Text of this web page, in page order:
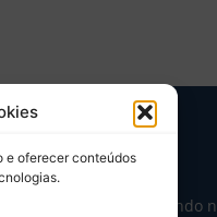
e oferecer conteúdos
SOBRE NÓS
Desde 2004